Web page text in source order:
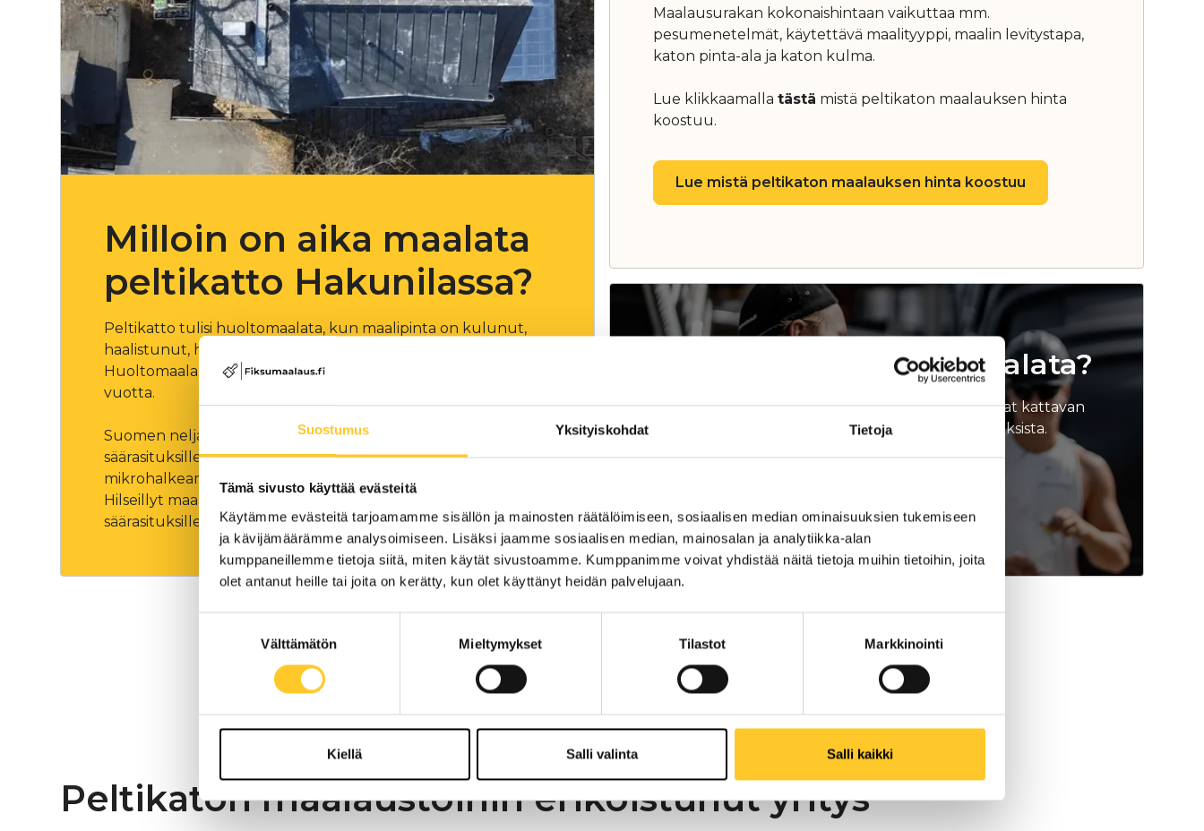
Suostumus Yksityiskohdat Tietoja
Tämä sivusto käyttää evästeitä
Käytämme evästeitä tarjoamamme sisällön ja mainosten räätälöimiseen, sosiaalisen median ominaisuuksien tukemiseen
ja kävijämäärämme analysoimiseen. Lisäksi jaamme sosiaalisen median, mainosalan ja analytiikka-alan
kumppaneillemme tietoja siitä, miten käytät sivustoamme. Kumppanimme voivat yhdistää näitä tietoja muihin tietoihin, joita
olet antanut heille tai joita on kerätty, kun olet käyttänyt heidän palvelujaan.
Välttämätön Mieltymykset Tilastot Markkinointi
Kiellä Salli valinta Salli kaikki
Milloin on aika maalata
peltikatto Hakunilassa?
Peltikatto tulisi huoltomaalata, kun maalipinta on kulunut,
haalistunut, hilseilee tai katossa on alkavaa ruostetta.
Huoltomaalauksen jälkeen huoltoväli on tyypillisesti noin 10-15
vuotta.
Suomen neljä eri vuodenaikaa asettaa kattopinnan ankarille
säärasituksille. Ajan saatossa maalipintaan tulee
mikrohalkeamia ja pahimmillaan maalipinta voi alkaa hilseillä.
Hilseillyt maalipinta altistaa paljaan peltikatteen suoraan
säärasituksille ja korroosiovaurioille.
Maalausurakan kokonaishintaan vaikuttaa mm.
pesumenetelmät, käytettävä maalityyppi, maalin levitystapa,
katon pinta-ala ja katon kulma.
Lue klikkaamalla tästä mistä peltikaton maalauksen hinta
koostuu.
Lue mistä peltikaton maalauksen hinta koostuu
Pitääkö peltikattoni maalata?
Tilaa meidät maksuttomalle arviokäynnille niin saat kattavan
arvion peltikattosi kunnosta ja toimenpidesuosituksista.
Peltikaton maalaustöihin erikoistunut yritys